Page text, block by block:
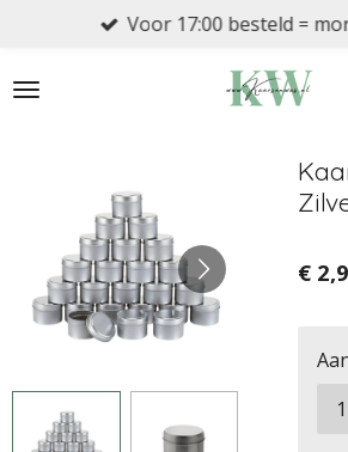
naar
Voor 17:00 besteld =
€